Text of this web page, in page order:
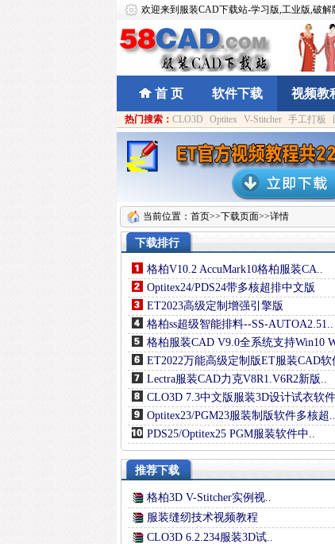
欢迎来到服装CAD下载站-学习版,工业版,破解
首 页 软件下载 视频教
热门搜索： CLO3D Optitex V-Stitcher 手工打板
当前位置： 首页>>下载页面>>详情
下载排行
格柏V10.2 AccuMark10格柏服装CA..
Optitex24/PDS24带多核超排中文版
ET2023高级定制增强引擎版
格柏ss超级智能排料--SS-AUTOA2.51..
格柏服装CAD V9.0全系统支持Win10
ET2022万能高级定制版ET服装CAD软
Lectra服装CAD力克V8R1.V6R2新版..
CLO3D 7.3中文版服装3D设计试衣软件
Optitex23/PGM23服装制版软件多核超..
PDS25/Optitex25 PGM服装软件中..
推荐下载
格柏3D V-Stitcher实例视..
服装缝纫技术视频教程
CLO3D 6.2.234服装3D试..